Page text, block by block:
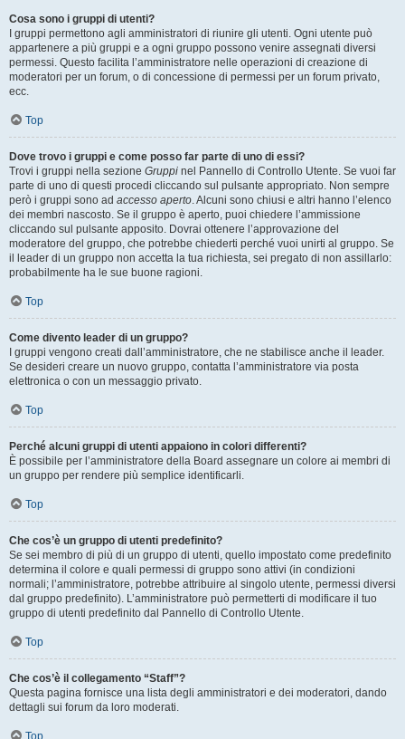
Cosa sono i gruppi di utenti?
I gruppi permettono agli amministratori di riunire gli utenti. Ogni utente può
appartenere a più gruppi e a ogni gruppo possono venire assegnati diversi
permessi. Questo facilita l’amministratore nelle operazioni di creazione di
moderatori per un forum, o di concessione di permessi per un forum privato,
ecc.
Top
Dove trovo i gruppi e come posso far parte di uno di essi?
Trovi i gruppi nella sezione Gruppi nel Pannello di Controllo Utente. Se vuoi far
parte di uno di questi procedi cliccando sul pulsante appropriato. Non sempre
però i gruppi sono ad accesso aperto. Alcuni sono chiusi e altri hanno l’elenco
dei membri nascosto. Se il gruppo è aperto, puoi chiedere l’ammissione
cliccando sul pulsante apposito. Dovrai ottenere l’approvazione del
moderatore del gruppo, che potrebbe chiederti perché vuoi unirti al gruppo. Se
il leader di un gruppo non accetta la tua richiesta, sei pregato di non assillarlo:
probabilmente ha le sue buone ragioni.
Top
Come divento leader di un gruppo?
I gruppi vengono creati dall’amministratore, che ne stabilisce anche il leader.
Se desideri creare un nuovo gruppo, contatta l’amministratore via posta
elettronica o con un messaggio privato.
Top
Perché alcuni gruppi di utenti appaiono in colori differenti?
È possibile per l’amministratore della Board assegnare un colore ai membri di
un gruppo per rendere più semplice identificarli.
Top
Che cos’è un gruppo di utenti predefinito?
Se sei membro di più di un gruppo di utenti, quello impostato come predefinito
determina il colore e quali permessi di gruppo sono attivi (in condizioni
normali; l’amministratore, potrebbe attribuire al singolo utente, permessi diversi
dal gruppo predefinito). L’amministratore può permetterti di modificare il tuo
gruppo di utenti predefinito dal Pannello di Controllo Utente.
Top
Che cos’è il collegamento “Staff”?
Questa pagina fornisce una lista degli amministratori e dei moderatori, dando
dettagli sui forum da loro moderati.
Top